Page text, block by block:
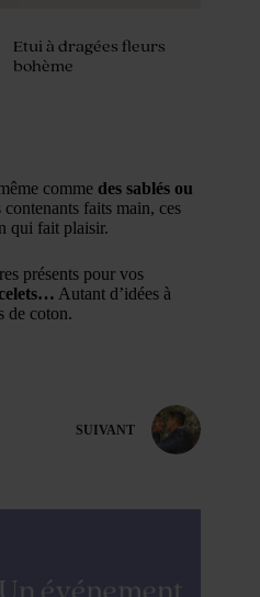
Etui à dragées fleurs
bohème
comme des sablés ou
contenants faits main, ces
qui fait plaisir.
présents pour vos
Autant d’idées à
de coton.
SUIVANT